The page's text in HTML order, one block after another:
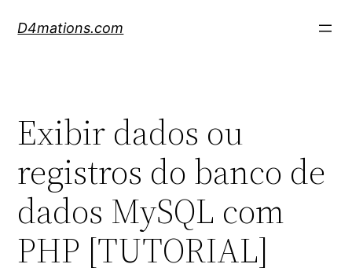
D4mations.com
Exibir dados ou
registros do banco de
dados MySQL com
PHP [TUTORIAL]